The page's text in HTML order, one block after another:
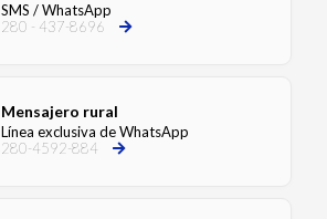
SMS / WhatsApp
280 - 437-8696
Mensajero rural
Línea exclusiva de WhatsApp
280-4592-884